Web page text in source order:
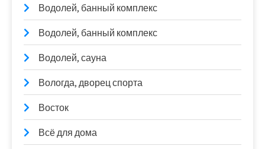
Водолей, банный комплекс
Водолей, банный комплекс
Водолей, сауна
Вологда, дворец спорта
Восток
Всё для дома